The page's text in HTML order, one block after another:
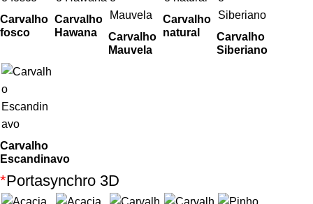
Carvalho
fosco
Carvalho
Hawana
Carvalho
Mauvela
Carvalho
natural
Carvalho
Siberiano
Carvalho
Escandinavo
*Portasynchro 3D